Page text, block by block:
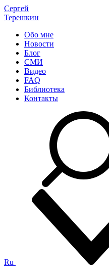
Сергей
Терешкин
Обо мне
Новости
Блог
СМИ
Видео
FAQ
Библиотека
Контакты
Ru